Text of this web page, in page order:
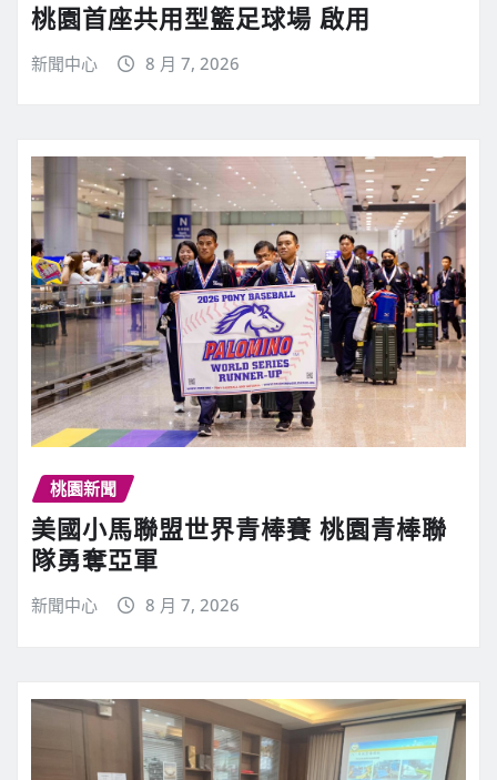
桃園首座共用型籃足球場 啟用
新聞中心 8 月 7, 2026
桃園新聞
美國小馬聯盟世界青棒賽 桃園青棒聯
隊勇奪亞軍
新聞中心 8 月 7, 2026